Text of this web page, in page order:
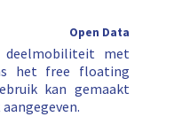
Open Data
deelmobiliteit met
het free floating
kan gemaakt